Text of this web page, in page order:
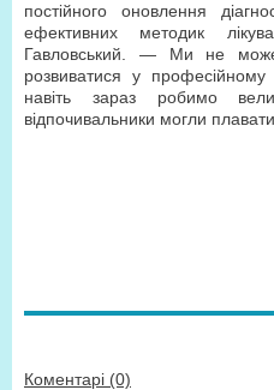
постійного оновлення
ефективних методик
Гавловський. — Ми не
розвиватися у
навіть зараз робимо
відпочивальники могли
Коментарі (0)